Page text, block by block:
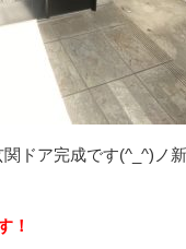
ドア完成です(^_^)ノ
！